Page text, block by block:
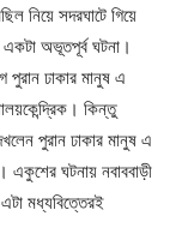
নিয়ে সদরঘাটে গিয়ে
একটা অভূতপূর্ব ঘটনা।
ঢাকার মানুষ এ
কিন্তু
পুরান ঢাকার মানুষ এ
একুশের ঘটনায় নবাববাড়ী
মধ্যবিত্তেরই